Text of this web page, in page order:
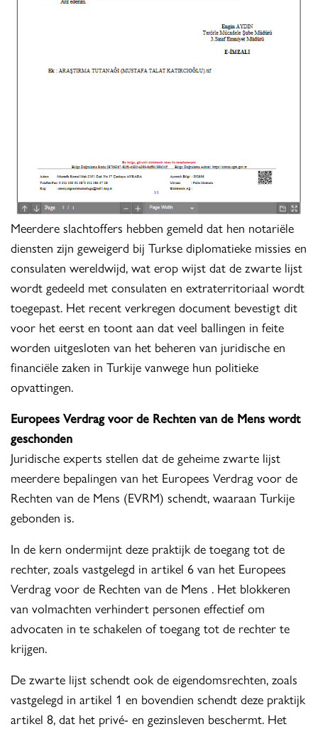
Meerdere slachtoffers hebben gemeld dat hen notariële
diensten zijn geweigerd bij Turkse diplomatieke missies en
consulaten wereldwijd, wat erop wijst dat de zwarte lijst
wordt gedeeld met consulaten en extraterritoriaal wordt
toegepast. Het recent verkregen document bevestigt dit
voor het eerst en toont aan dat veel ballingen in feite
worden uitgesloten van het beheren van juridische en
financiële zaken in Turkije vanwege hun politieke
opvattingen.
Europees Verdrag voor de Rechten van de Mens wordt
geschonden
Juridische experts stellen dat de geheime zwarte lijst
meerdere bepalingen van het Europees Verdrag voor de
Rechten van de Mens (EVRM) schendt, waaraan Turkije
gebonden is.
In de kern ondermijnt deze praktijk de toegang tot de
rechter, zoals vastgelegd in artikel 6 van het Europees
Verdrag voor de Rechten van de Mens . Het blokkeren
van volmachten verhindert personen effectief om
advocaten in te schakelen of toegang tot de rechter te
krijgen.
De zwarte lijst schendt ook de eigendomsrechten, zoals
vastgelegd in artikel 1 en bovendien schendt deze praktijk
artikel 8, dat het privé- en gezinsleven beschermt. Het